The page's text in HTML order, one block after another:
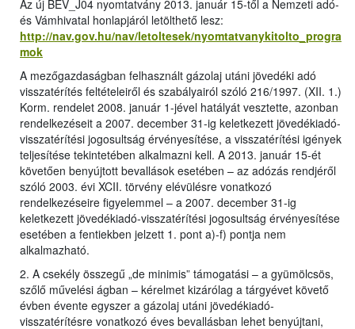
Az új BEV_J04 nyomtatvány 2013. január 15-től a Nemzeti adó-
és Vámhivatal honlapjáról letölthető lesz:
http://nav.gov.hu/nav/letoltesek/nyomtatvanykitolto_progra
mok
A mezőgazdaságban felhasznált gázolaj utáni jövedéki adó
visszatérítés feltételeiről és szabályairól szóló 216/1997. (XII. 1.)
Korm. rendelet 2008. január 1-jével hatályát vesztette, azonban
rendelkezéseit a 2007. december 31-ig keletkezett jövedékiadó-
visszatérítési jogosultság érvényesítése, a visszatérítési igények
teljesítése tekintetében alkalmazni kell. A 2013. január 15-ét
követően benyújtott bevallások esetében – az adózás rendjéről
szóló 2003. évi XCII. törvény elévülésre vonatkozó
rendelkezéseire figyelemmel – a 2007. december 31-ig
keletkezett jövedékiadó-visszatérítési jogosultság érvényesítése
esetében a fentiekben jelzett 1. pont a)-f) pontja nem
alkalmazható.
2. A csekély összegű „de minimis” támogatási – a gyümölcsös,
szőlő művelési ágban – kérelmet kizárólag a tárgyévet követő
évben évente egyszer a gázolaj utáni jövedékiadó-
visszatérítésre vonatkozó éves bevallásban lehet benyújtani,